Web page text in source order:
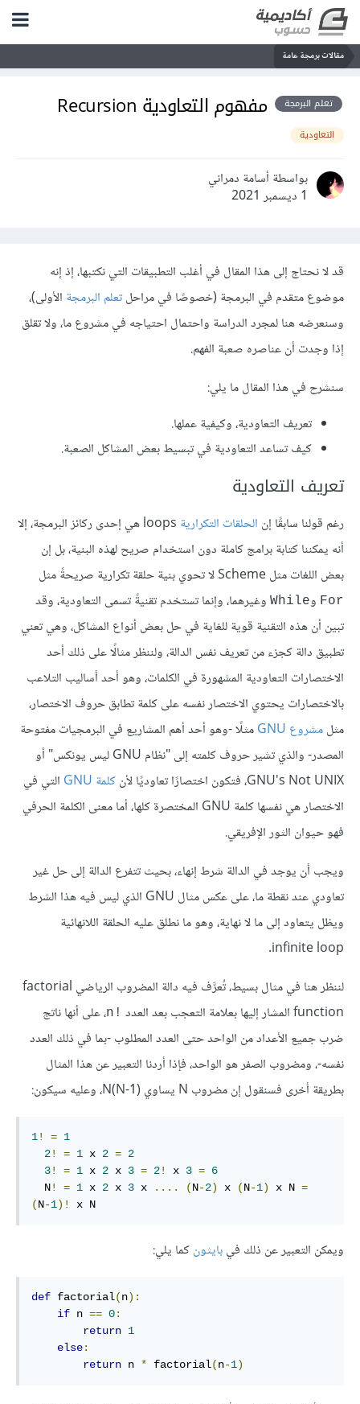
مقالات برمجة عامة
تعلم البرمجة مفهوم التعاودية Recursion
التعاودية
بواسطة أسامة دمراني
1 ديسمبر 2021
قد لا نحتاج إلى هذا المقال في أغلب التطبيقات التي نكتبها، إذ إنه
موضوع متقدم في البرمجة (خصوصًا في مراحلتعلم البرمجة الأولى)،
وسنعرضه هنا لمجرد الدراسة واحتمال احتياجه في مشروع ما، ولا تقلق
إذا وجدت أن عناصره صعبة الفهم.
سنشرح في هذا المقال ما يلي:
تعريف التعاودية، وكيفية عملها.
كيف تساعد التعاودية في تبسيط بعض المشاكل الصعبة.
تعريف التعاودية
رغم قولنا سابقًا إن الحلقات التكرارية
loops هي إحدى ركائز البرمجة، إلا
أنه يمكننا كتابة برامج كاملة دون استخدام صريح لهذه البنية، بل إن
بعض اللغات مثل Scheme لا تحوي بنية حلقة تكرارية صريحةً مثل
For وWhile وغيرهما، وإنما تستخدم تقنيةً تسمى التعاودية، وقد
تبين أن هذه التقنية قوية للغاية في حل بعض أنواع المشاكل، وهي تعني
تطبيق دالة كجزء من تعريف نفس الدالة، ولننظر مثالًا على ذلك أحد
الاختصارات التعاودية المشهورة في الكلمات، وهو أحد أساليب التلاعب
بالاختصارات يحتوي الاختصار نفسه على كلمة تطابق حروف الاختصار،
مثلمشروع GNU
مثلًا -وهو أحد أهم المشاريع في البرمجيات مفتوحة
المصدر- والذي تشير حروف كلمته إلى "نظام GNU ليس يونكس" أو
GNU's Not UNIX، فتكون اختصارًا تعاوديًا لأن
كلمة GNU
التي في
الاختصار هي نفسها كلمة GNU المختصرة كلها، أما معنى الكلمة الحرفي
فهو حيوان الثور الإفريقي.
ويجب أن يوجد في الدالة شرط إنهاء، بحيث تتفرع الدالة إلى حل غير
تعاودي عند نقطة ما، على عكس مثال GNU الذي ليس فيه هذا الشرط
ويظل يتعاود إلى ما لا نهاية، وهو ما نطلق عليه الحلقة اللانهائية
infinite loop.
لننظر هنا في مثال بسيط، تُعرَّف فيه دالة المضروب الرياضي factorial
function المشار إليها بعلامة التعجب بعد العدد
n!‎، على أنها ناتج
ضرب جميع الأعداد من الواحد حتى العدد المطلوب -بما في ذلك العدد
نفسه-، ومضروب الصفر هو الواحد، فإذا أردنا التعبير عن هذا المثال
بطريقة أخرى فسنقول إن مضروب N يساوي (N(N-1، وعليه سيكون:
1! = 1
2! = 1 x 2 = 2
3! = 1 x 2 x 3 = 2! x 3 = 6
  N
! = 1 x 2 x 3 x .... (N-2) x (N-1) x N =
(N-1)! x N
ويمكن التعبير عن ذلك فيبايثونكما يلي:
def factorial(n):
if n == 0:
return 1
else:
return n * factorial(n-1)